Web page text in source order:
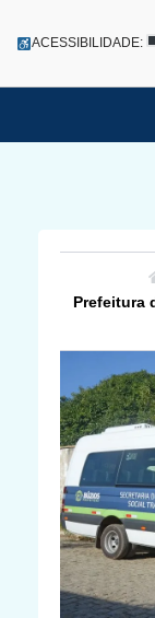
para
ACESSIBILIDADE:
Prefeitura